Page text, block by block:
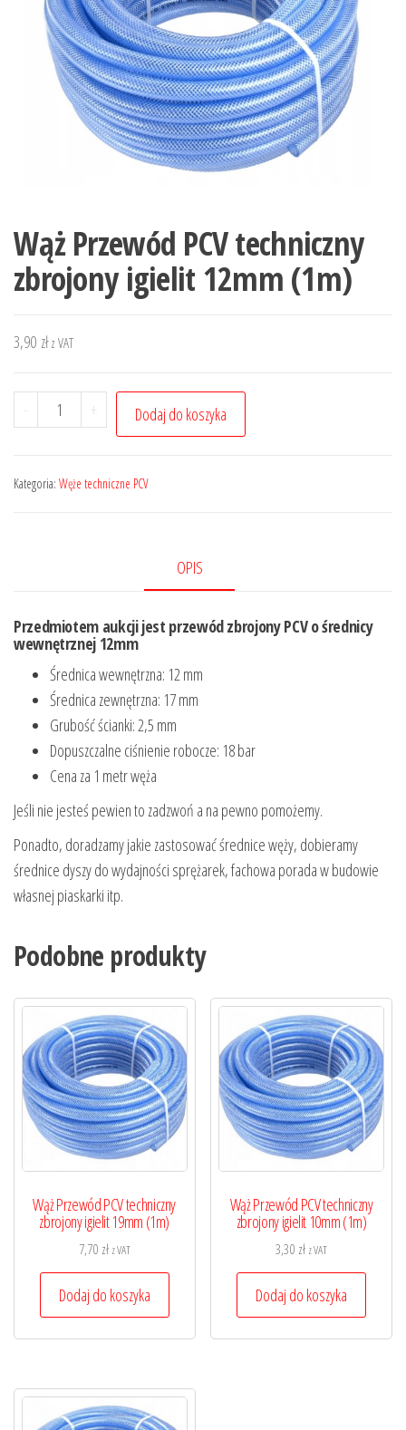
Wąż Przewód PCV techniczny
zbrojony igielit 12mm (1m)
3,90 zł z VAT
-
ilość
Wąż
PCV
+ Dodaj do koszyka
Kategoria: Węże techniczne PCV
OPIS
Przedmiotem aukcji jest przewód zbrojony PCV o średnicy
wewnętrznej 12mm
Średnica wewnętrzna: 12 mm
Średnica zewnętrzna: 17 mm
Grubość ścianki: 2,5 mm
Dopuszczalne ciśnienie robocze: 18 bar
Cena za 1 metr węża
Jeśli nie jesteś pewien to zadzwoń a na pewno pomożemy.
Ponadto, doradzamy jakie zastosować średnice węży, dobieramy
średnice dyszy do wydajności sprężarek, fachowa porada w budowie
własnej piaskarki itp.
Podobne produkty
Wąż Przewód PCV techniczny
zbrojony igielit 19mm (1m)
7,70 zł z VAT
Dodaj do koszyka
Wąż Przewód PCV techniczny
zbrojony igielit 10mm (1m)
3,30 zł z VAT
Dodaj do koszyka